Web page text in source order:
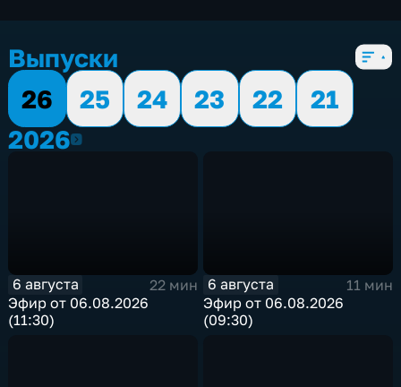
Выпуски
26
25 24 23 22
21
20262026
6 августа
22 мин
Эфир от 06.08.2026
(11:30)
6 августа
11 мин
Эфир от 06.08.2026
(09:30)